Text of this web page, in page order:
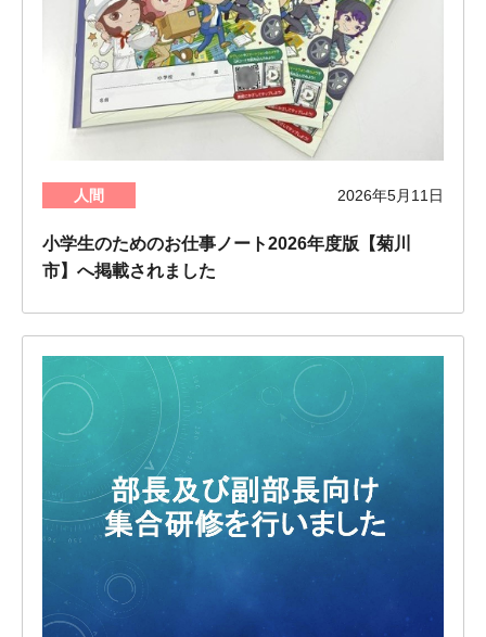
人間 2026年5月11日
小学生のためのお仕事ノート2026年度版【菊川
市】へ掲載されました